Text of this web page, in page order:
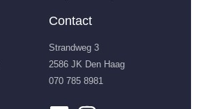
Contact
Strandweg 3
2586 JK Den Haag
070 785 8981